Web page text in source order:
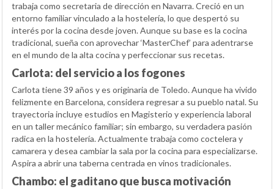
trabaja como secretaria de dirección en Navarra. Creció en un
entorno familiar vinculado a la hostelería, lo que despertó su
interés por la cocina desde joven. Aunque su base es la cocina
tradicional, sueña con aprovechar ‘MasterChef’ para adentrarse
en el mundo de la alta cocina y perfeccionar sus recetas.
Carlota: del servicio a los fogones
Carlota tiene 39 años y es originaria de Toledo. Aunque ha vivido
felizmente en Barcelona, considera regresar a su pueblo natal. Su
trayectoria incluye estudios en Magisterio y experiencia laboral
en un taller mecánico familiar; sin embargo, su verdadera pasión
radica en la hostelería. Actualmente trabaja como coctelera y
camarera y desea cambiar la sala por la cocina para especializarse.
Aspira a abrir una taberna centrada en vinos tradicionales.
Chambo: el gaditano que busca motivación